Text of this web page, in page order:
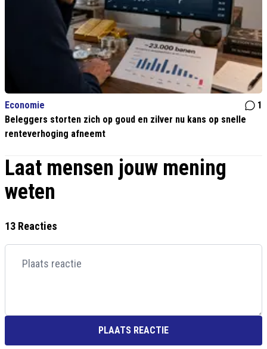
Economie
1
Beleggers storten zich op goud en zilver nu kans op snelle
renteverhoging afneemt
Laat mensen jouw mening
weten
13 Reacties
PLAATS REACTIE